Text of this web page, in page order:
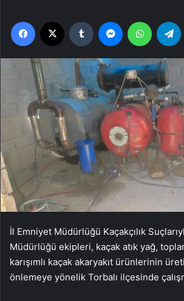
Facebook Tumblr Messenger
İl Emniyet Müdürlüğü Kaçakçılık
Müdürlüğü ekipleri, kaçak atık yağ,
karışımlı kaçak akaryakıt ürünlerinin
önlemeye yönelik Torbalı ilçesinde